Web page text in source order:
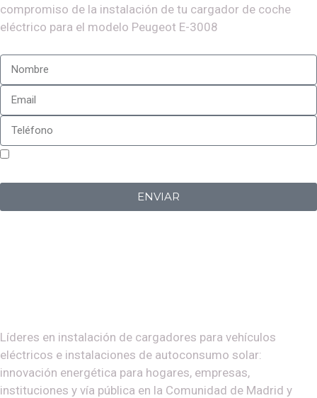
compromiso de la instalación de tu cargador de coche
eléctrico para el modelo Peugeot E-3008
ENVIAR
Líderes en instalación de cargadores para vehículos
eléctricos e instalaciones de autoconsumo solar:
innovación energética para hogares, empresas,
instituciones y vía pública en la Comunidad de Madrid y